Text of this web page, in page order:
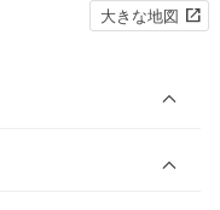
大きな地図